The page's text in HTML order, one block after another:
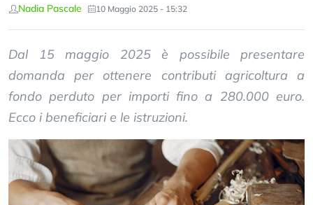
Nadia Pascale 10 Maggio 2025 - 15:32
Dal 15 maggio 2025 è possibile presentare
domanda per ottenere contributi agricoltura a
fondo perduto per importi fino a 280.000 euro.
Ecco i beneficiari e le istruzioni.